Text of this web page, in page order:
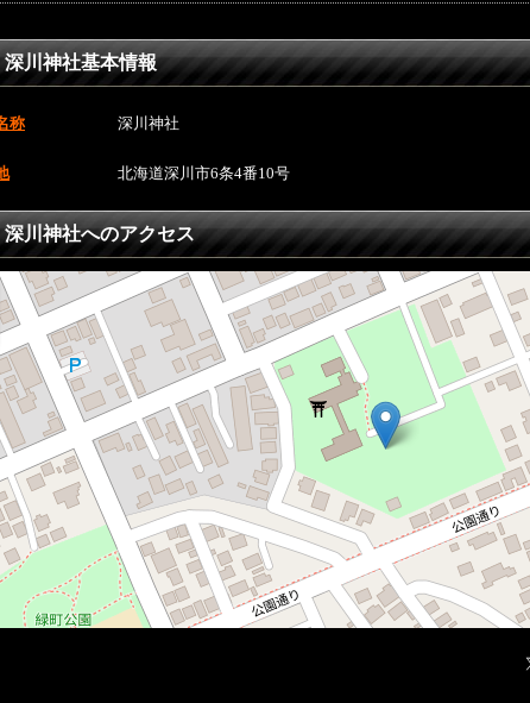
深川神社基本情報
称 深川神社
北海道深川市6条4番10号
深川神社へのアクセス